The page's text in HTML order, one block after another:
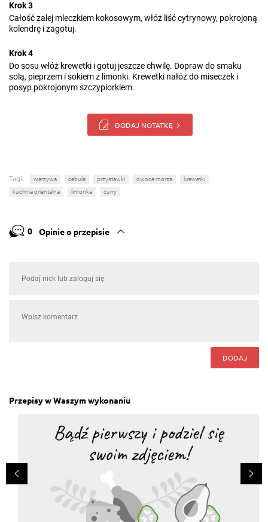
Krok 3
Całość zalej mleczkiem kokosowym, włóż liść cytrynowy, pokrojoną
kolendrę i zagotuj.
Krok 4
Do sosu włóż krewetki i gotuj jeszcze chwilę. Dopraw do smaku
solą, pieprzem i sokiem z limonki. Krewetki nałóż do miseczek i
posyp pokrojonym szczypiorkiem.
DODAJ NOTATKĘ
Tagi: warzywa cebula przystawki owoce morza
krewetki
kuchnia orientalna
limonka curry
0 Opinie o przepisie
DODAJ
Przepisy w Waszym wykonaniu